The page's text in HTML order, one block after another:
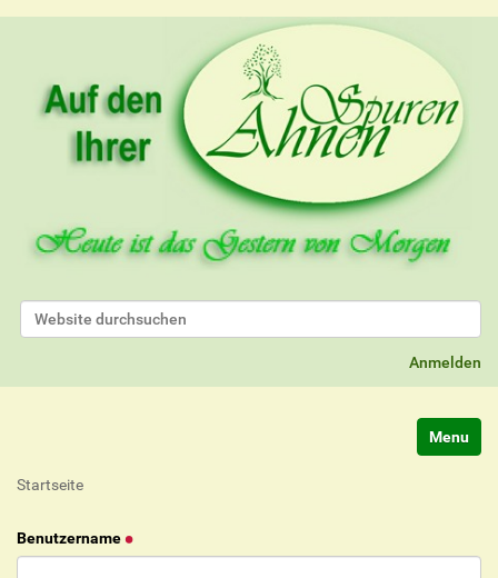
Website durchsuchen
Anmelden
Startseite
Benutzername